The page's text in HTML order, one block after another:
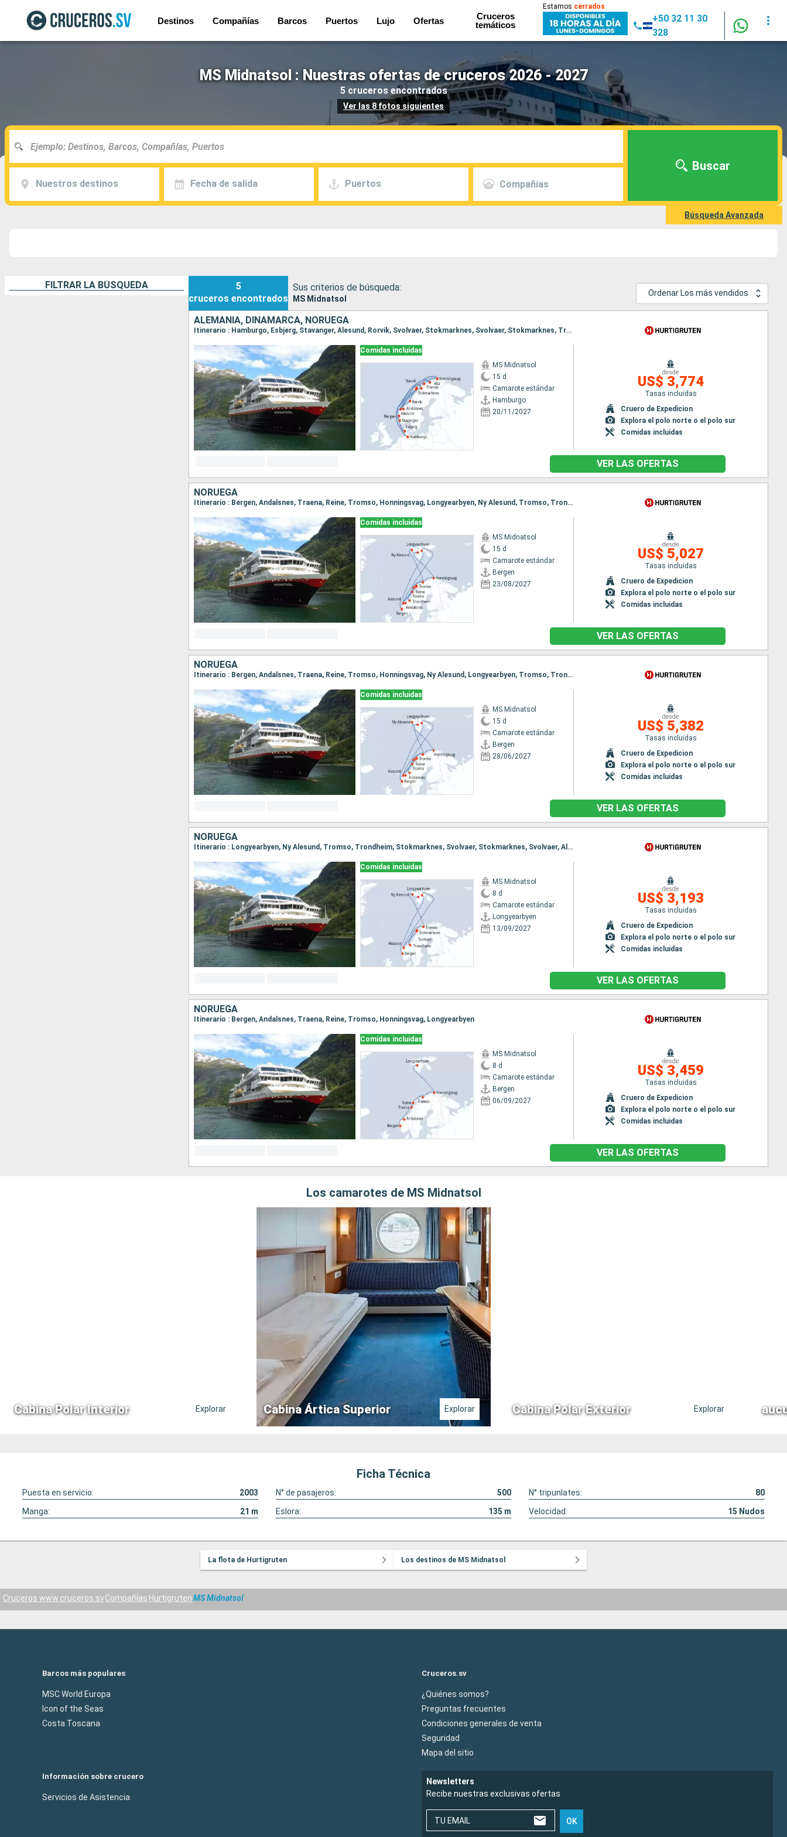
Destinos Compañías Barcos Puertos Lujo Ofertas
Cruceros
temáticos
Estamos cerrados
+50 32 11 30
328
MS Midnatsol : Nuestras ofertas de cruceros 2026 - 2027
5 cruceros encontrados
Ver las 8 fotos siguientes
Nuestros destinos Fecha de salida Puertos Compañías
Buscar
Búsqueda Avanzada
FILTRAR LA BÚSQUEDA
5
cruceros encontrados
Sus criterios de búsqueda:
MS Midnatsol
Ordenar Los más vendidos
ALEMANIA, DINAMARCA, NORUEGA
Itinerario : Hamburgo, Esbjerg, Stavanger, Alesund, Rorvik, Svolvaer, Stokmarknes, Svolvaer, Stokmarknes, Tromso, Stokmarknes, Tromso, Honningsvag, Tromso, Honningsvag, Alta, Honningsvag, Alta, Narvik, Alta, Narvik, Andalsnes, Bergen, Andalsnes, Bergen, Hamburgo
Comidas incluidas
MS Midnatsol
15 d
Camarote estándar
Hamburgo
20/11/2027
desde
US$ 3,774
Tasas incluidas
Cruero de Expedicion
Explora el polo norte o el polo sur
Comidas incluidas
VER LAS OFERTAS
NORUEGA
Itinerario : Bergen, Andalsnes, Traena, Reine, Tromso, Honningsvag, Longyearbyen, Ny Alesund, Tromso, Trondheim, Stokmarknes, Svolvaer, Stokmarknes, Svolvaer, Alesund, Spitzberg, Bergen, Alesund, Spitzberg, Bergen
Comidas incluidas
MS Midnatsol
15 d
Camarote estándar
Bergen
23/08/2027
desde
US$ 5,027
Tasas incluidas
Cruero de Expedicion
Explora el polo norte o el polo sur
Comidas incluidas
VER LAS OFERTAS
NORUEGA
Itinerario : Bergen, Andalsnes, Traena, Reine, Tromso, Honningsvag, Ny Alesund, Longyearbyen, Tromso, Trondheim, Stokmarknes, Svolvaer, Stokmarknes, Svolvaer, Alesund, Spitzberg, Bergen, Alesund, Spitzberg, Bergen
Comidas incluidas
MS Midnatsol
15 d
Camarote estándar
Bergen
28/06/2027
desde
US$ 5,382
Tasas incluidas
Cruero de Expedicion
Explora el polo norte o el polo sur
Comidas incluidas
VER LAS OFERTAS
NORUEGA
Itinerario : Longyearbyen, Ny Alesund, Tromso, Trondheim, Stokmarknes, Svolvaer, Stokmarknes, Svolvaer, Alesund, Spitzberg, Bergen, Alesund, Spitzberg, Bergen
Comidas incluidas
MS Midnatsol
8 d
Camarote estándar
Longyearbyen
13/09/2027
desde
US$ 3,193
Tasas incluidas
Cruero de Expedicion
Explora el polo norte o el polo sur
Comidas incluidas
VER LAS OFERTAS
NORUEGA
Itinerario : Bergen, Andalsnes, Traena, Reine, Tromso, Honningsvag, Longyearbyen
Comidas incluidas
MS Midnatsol
8 d
Camarote estándar
Bergen
06/09/2027
desde
US$ 3,459
Tasas incluidas
Cruero de Expedicion
Explora el polo norte o el polo sur
Comidas incluidas
VER LAS OFERTAS
Los camarotes de MS Midnatsol
Cabina Polar Interior Explorar Cabina Ártica Superior Explorar Cabina Polar Exterior Explorar
Ficha Técnica
Puesta en servicio: 2003 N° de pasajeros: 500 N° tripunlates:
80
Manga:
21 m Eslora: 135 m Velocidad: 15 Nudos
La flota de Hurtigruten Los destinos de MS Midnatsol
Cruceros www.cruceros.svCompañías HurtigrutenMS Midnatsol
Barcos más populares
MSC World Europa
Icon of the Seas
Costa Toscana
Cruceros.sv
¿Quiénes somos?
Preguntas frecuentes
Condiciones generales de venta
Seguridad
Mapa del sitio
Información sobre crucero
Servicios de Asistencia
Newsletters
Recibe nuestras exclusivas ofertas
TU EMAIL OK